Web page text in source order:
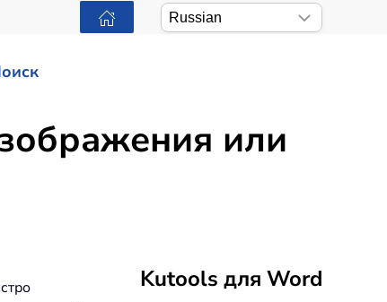
или
Kutools для Word